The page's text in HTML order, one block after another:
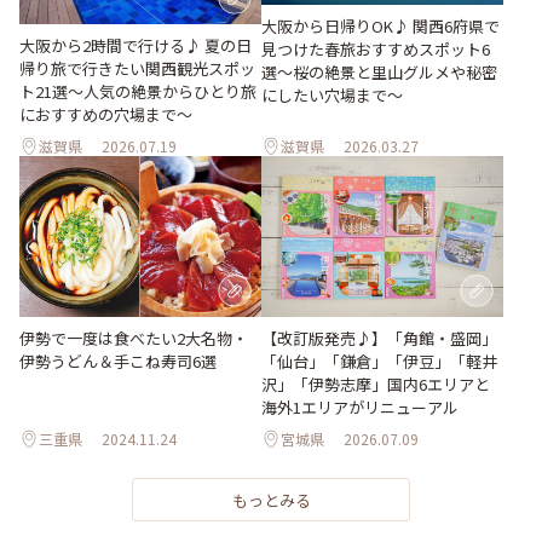
大阪から2時間で行ける♪ 夏の日
帰り旅で行きたい関西観光スポッ
ト21選～人気の絶景からひとり旅
におすすめの穴場まで～
滋賀県 2026.07.19
大阪から日帰りOK♪ 関西6府県で
見つけた春旅おすすめスポット6
選～桜の絶景と里山グルメや秘密
にしたい穴場まで～
滋賀県 2026.03.27
伊勢で一度は食べたい2大名物・
伊勢うどん＆手こね寿司6選
三重県 2024.11.24
【改訂版発売♪】「角館・盛岡」
「仙台」「鎌倉」「伊豆」「軽井
沢」「伊勢志摩」国内6エリアと
海外1エリアがリニューアル
宮城県 2026.07.09
もっとみる